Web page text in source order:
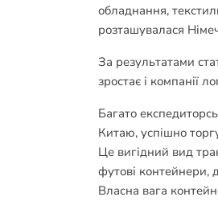
обладнання,
розташувалася
За результатами
зростає і компанії
Багато
Китаю, успішно
Це вигідний вид
футові контейнери,
Власна вага